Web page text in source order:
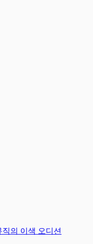
의 이색 오디션